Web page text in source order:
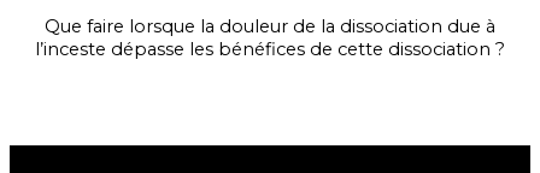
Que faire lorsque la douleur de la dissociation due à
l’inceste dépasse les bénéfices de cette dissociation ?